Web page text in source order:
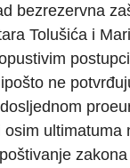
bezrezervna
Tolušića i
ne
osim ultimatuma